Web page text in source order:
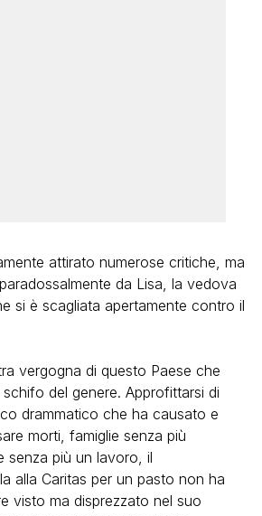
attirato numerose critiche, ma
da Lisa, la vedova
si è scagliata apertamente contro il
vergogna di questo Paese che
del genere. Approfittarsi di
drammatico che ha causato e
morti, famiglie senza più
senza più un lavoro, il
alla Caritas per un pasto non ha
visto ma disprezzato nel suo